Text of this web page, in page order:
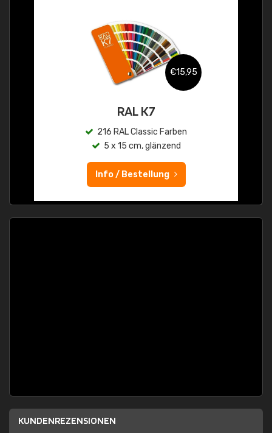
€15,95
RAL K7
216 RAL Classic Farben
5 x 15 cm, glänzend
Info / Bestellung
KUNDENREZENSIONEN